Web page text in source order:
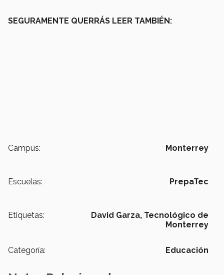
SEGURAMENTE QUERRÁS LEER TAMBIÉN:
Campus: Monterrey
Escuelas: PrepaTec
Etiquetas: David Garza, Tecnológico de
Monterrey
Categoría: Educación